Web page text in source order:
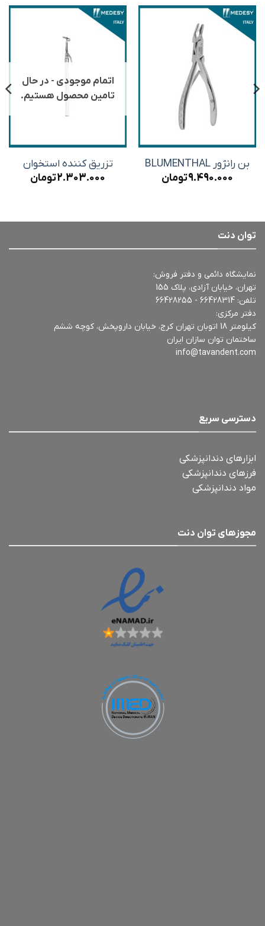
بن رانژور BLUMENTHAL
9.490.000تومان
اتمام موجودی - در حال
تامین محصول هستیم.
تزریق کننده استخوان
2.303.000تومان
توان دنت
نمایشگاه دائمی و دفتر فروش:
تهران، خیابان آزادی، پلاک 155
تلفن: 66428314 - 66428255
دفتر مرکزی:
کیلومتر 18 اتوبان تهران کرج، خیابان داروپخش، کوچه ششم
ساختمان توان سازان ایران
info@tavandent.com
دسترسی سریع
ابزارهای دندانپزشکی
فرزهای دندانپزشکی
مواد دندانپزشکی
مجوزهای توان دنت